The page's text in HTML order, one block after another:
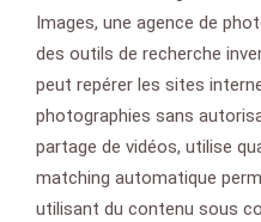
Images, une agence de
des outils de recherche
peut repérer les sites
photographies sans
partage de vidéos, utilise
matching automatique
utilisant du contenu sous